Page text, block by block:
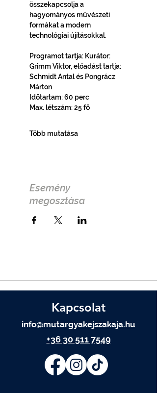
összekapcsolja a
hagyományos művészeti
formákat a modern
technológiai újításokkal.
Programot tartja: Kurátor:
Grimm Viktor, előadást tartja:
Schmidt Antal és Pongrácz
Márton
Időtartam: 60 perc
Max. létszám: 25 fő
Több mutatása
Esemény
megosztása
Kapcsolat
info@mutargyakejszakaja.hu
+36 30 511 7549